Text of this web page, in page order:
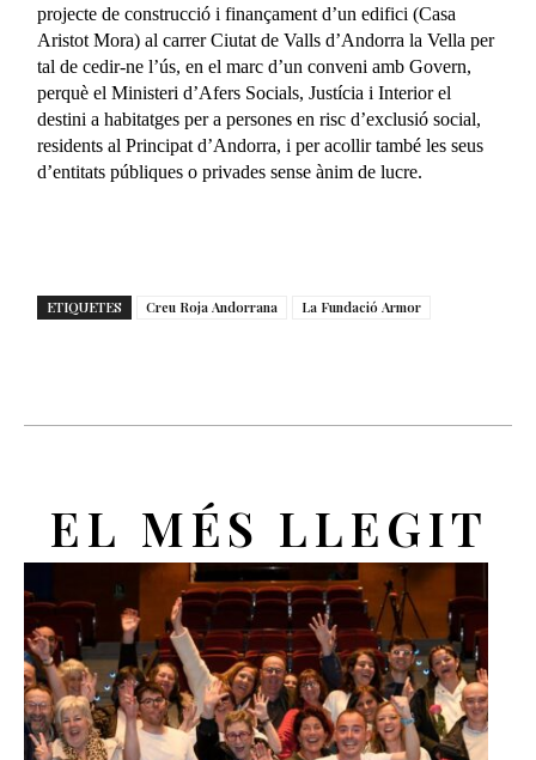
projecte de construcció i finançament d’un edifici (Casa
Aristot Mora) al carrer Ciutat de Valls d’Andorra la Vella per
tal de cedir-ne l’ús, en el marc d’un conveni amb Govern,
perquè el Ministeri d’Afers Socials, Justícia i Interior el
destini a habitatges per a persones en risc d’exclusió social,
residents al Principat d’Andorra, i per acollir també les seus
d’entitats públiques o privades sense ànim de lucre.
ETIQUETES Creu Roja Andorrana La Fundació Armor
EL MÉS LLEGIT